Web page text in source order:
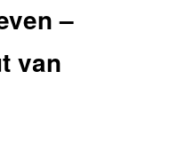
–
van